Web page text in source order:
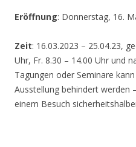
Eröffnung: Donnerstag, 16.
Zeit: 16.03.2023 – 25.04.23,
Uhr, Fr. 8.30 – 14.00 Uhr und
Tagungen oder Seminare
Ausstellung behindert werden
einem Besuch